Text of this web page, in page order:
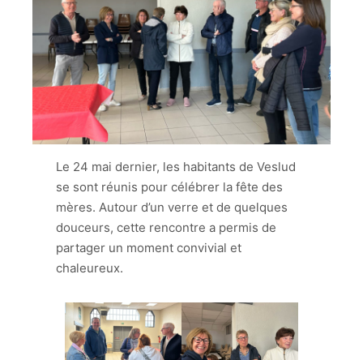
Le 24 mai dernier, les habitants de Veslud
se sont réunis pour célébrer la fête des
mères. Autour d’un verre et de quelques
douceurs, cette rencontre a permis de
partager un moment convivial et
chaleureux.